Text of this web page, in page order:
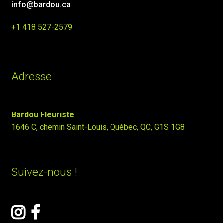
info@bardou.ca
+1 418 527-2579
Adresse
Bardou Fleuriste
1646 C, chemin Saint-Louis, Québec, QC, G1S 1G8
Suivez-nous !